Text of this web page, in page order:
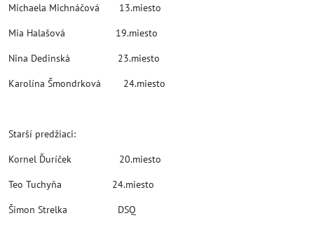
Michaela Michnáčová 13.miesto
Mia Halašová 19.miesto
Nina Dedinská 23.miesto
Karolína Šmondrková 24.miesto
Starší predžiaci:
Kornel Ďuríček 20.miesto
Teo Tuchyňa 24.miesto
Šimon Strelka DSQ